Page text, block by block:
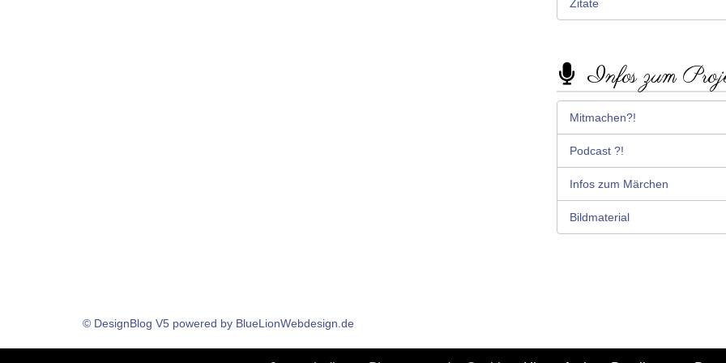
Zitate
Infos zum
Mitmachen?!
Podcast ?!
Infos zum Märchen
Bildmaterial
© DesignBlog V5 powered by BlueLionWebdesign.de